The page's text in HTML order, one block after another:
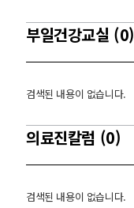
부일건강교실 (0)
검색된 내용이 없습니다.
의료진칼럼 (0)
검색된 내용이 없습니다.